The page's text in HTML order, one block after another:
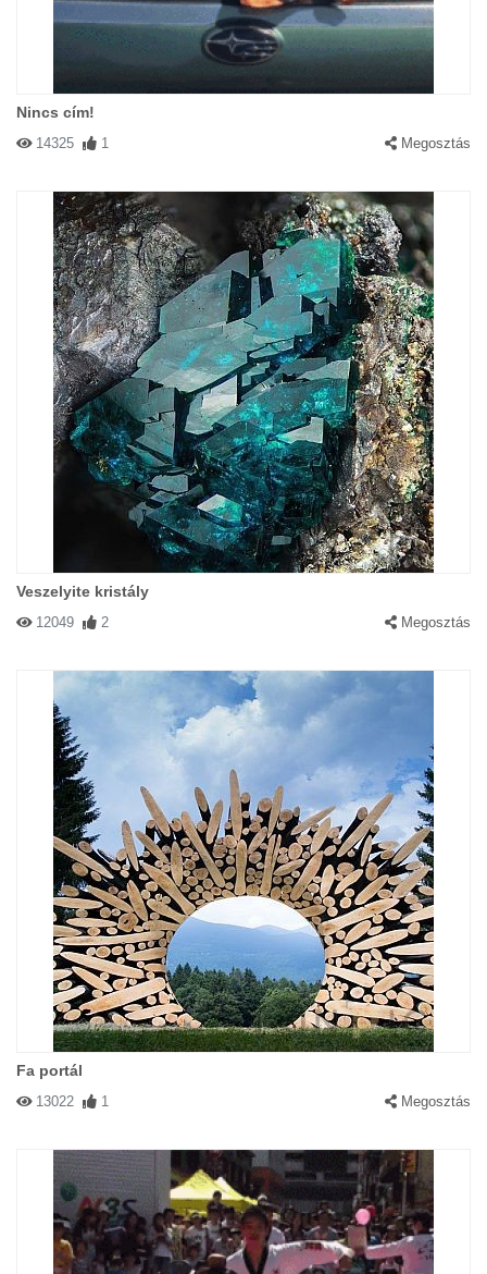
Nincs cím!
14325 1 Megosztás
Veszelyite kristály
12049 2 Megosztás
Fa portál
13022 1 Megosztás